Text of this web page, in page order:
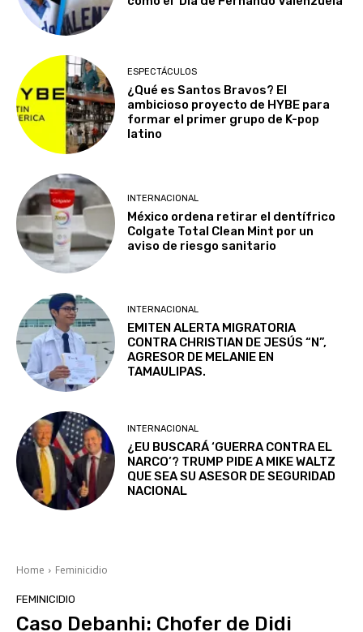
ESPECTÁCULOS
¿Qué es Santos Bravos? El
ambicioso proyecto de HYBE para
formar el primer grupo de K-pop
latino
INTERNACIONAL
México ordena retirar el dentífrico
Colgate Total Clean Mint por un
aviso de riesgo sanitario
INTERNACIONAL
EMITEN ALERTA MIGRATORIA
CONTRA CHRISTIAN DE JESÚS “N”,
AGRESOR DE MELANIE EN
TAMAULIPAS.
INTERNACIONAL
¿EU BUSCARÁ ‘GUERRA CONTRA EL
NARCO’? TRUMP PIDE A MIKE WALTZ
QUE SEA SU ASESOR DE SEGURIDAD
NACIONAL